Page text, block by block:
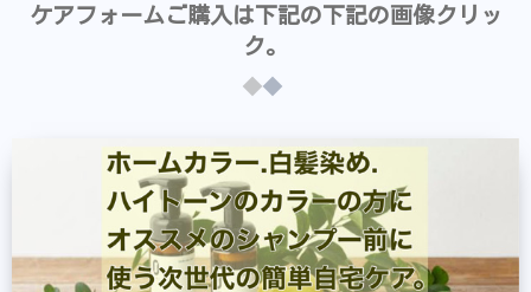
ケアフォームご購入は下記の下記の画像クリッ
ク。